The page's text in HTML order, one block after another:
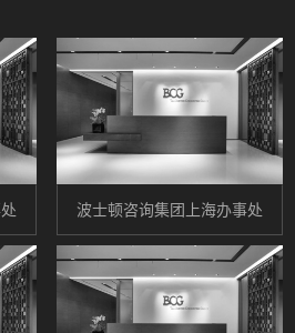
波士顿咨询集团上海办事处